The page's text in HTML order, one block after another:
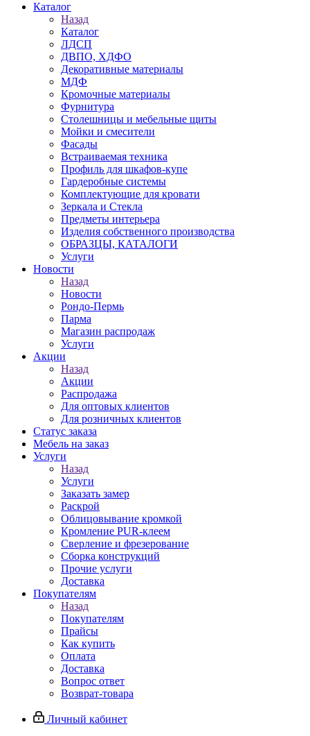
Каталог
Назад
Каталог
ЛДСП
ДВПО, ХДФО
Декоративные материалы
МДФ
Кромочные материалы
Фурнитура
Столешницы и мебельные щиты
Мойки и смесители
Фасады
Встраиваемая техника
Профиль для шкафов-купе
Гардеробные системы
Комплектующие для кровати
Зеркала и Стекла
Предметы интерьера
Изделия собственного производства
ОБРАЗЦЫ, КАТАЛОГИ
Услуги
Новости
Назад
Новости
Рондо-Пермь
Парма
Магазин распродаж
Услуги
Акции
Назад
Акции
Распродажа
Для оптовых клиентов
Для розничных клиентов
Статус заказа
Мебель на заказ
Услуги
Назад
Услуги
Заказать замер
Раскрой
Облицовывание кромкой
Кромление PUR-клеем
Сверление и фрезерование
Сборка конструкций
Прочие услуги
Доставка
Покупателям
Назад
Покупателям
Прайсы
Как купить
Оплата
Доставка
Вопрос ответ
Возврат-товара
Личный кабинет